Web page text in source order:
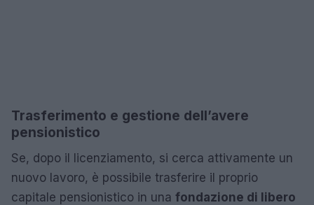
Trasferimento e gestione dell’avere
pensionistico
Se, dopo il licenziamento, si cerca attivamente un
nuovo lavoro, è possibile trasferire il proprio
capitale pensionistico in una fondazione di libero